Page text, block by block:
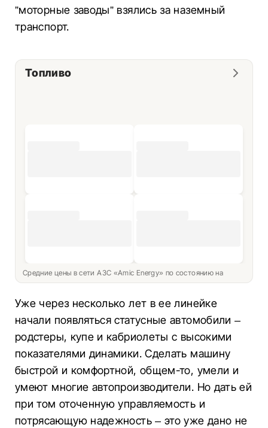
”моторные заводы” взялись за наземный
транспорт.
Топливо
Средние цены в сети АЗС «Amic Energy» по состоянию на
Уже через несколько лет в ее линейке
начали появляться статусные автомобили –
родстеры, купе и кабриолеты с высокими
показателями динамики. Сделать машину
быстрой и комфортной, общем-то, умели и
умеют многие автопроизводители. Но дать ей
при том оточенную управляемость и
потрясающую надежность – это уже дано не